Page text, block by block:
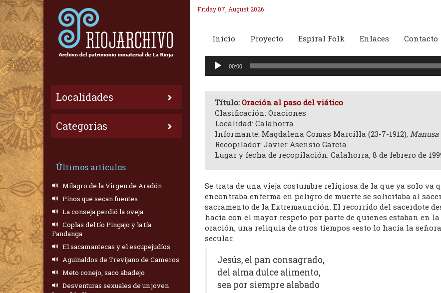
Localidades
Categorías
Últimos artículos
Milagro de la Virgen de Aradón
Pinos que secan fuentes
La conseja perdió la oveja
Coplas del tío Pingajo y la tía
Fandanga
El sacamantecas y el escupejudíos
Aguinaldos de Trevijano de Cameros
Meto conejo, saco abadejo
Desventuras sexuales de un joven
Friday 07, August 2026
Inicio Proyecto Espiral Folk Enlaces Contacto
Reproductor
00:00
Título: Oración al paso del viático
Clasificación: Oraciones
Localidad: Calahorra
Informante: Magdalena Comas Marcilla (23-7-1912), Manusa
Recopilador: Javier Asensio García
Lugar y fecha de recopilación: Calahorra, 8 de febrero de
Se trata de una vieja costumbre religiosa de la que ya solo va
encontraba enferma en peligro de muerte se solicitaba al
sacramento de la Extremaunción. El recorrido del sacerdote
hacía con el mayor respeto por parte de quienes estaban en
oración, una reliquia de otros tiempos «esto lo hacía la
secular.
Jesús, el pan consagrado,
del alma dulce alimento,
sea por siempre alabado